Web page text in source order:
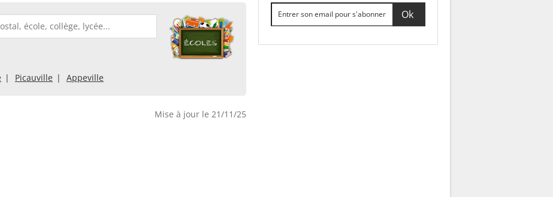
Picauville Appeville
Mise à jour le 21/11/25